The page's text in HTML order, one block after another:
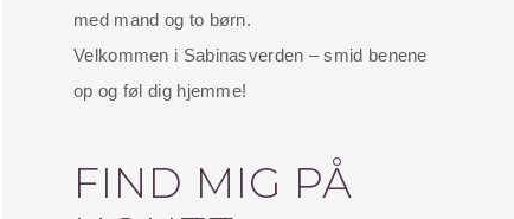
med mand og to børn.
Velkommen i Sabinasverden – smid benene
op og føl dig hjemme!
FIND MIG PÅ